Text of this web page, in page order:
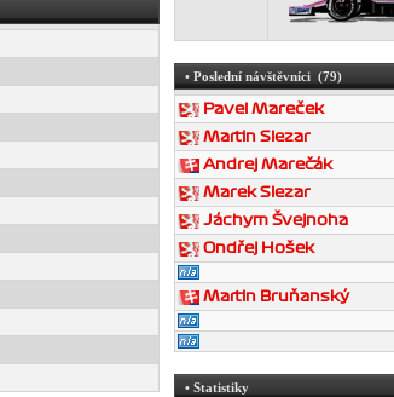
• Poslední návštěvníci (79)
Pavel Mareček
Martin Slezar
Andrej Marečák
Marek Slezar
Jáchym Švejnoha
Ondřej Hošek
Martin Bruňanský
• Statistiky